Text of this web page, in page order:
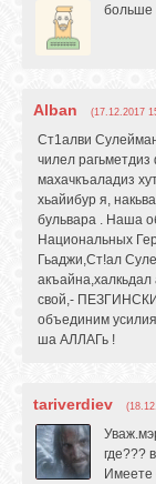
больше
Alban (17.12.2017
Ст1алви
чилел
махачкъаладиз
хьайибур я,
бульвара . Наша
Национальных
Гьаджи,Ст!ал
свой,-
объединим
ша АЛЛАГь !
tariverdiev
где???
Имеете